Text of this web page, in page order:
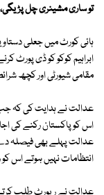
تو ساری مشینری چل
ہائی کورٹ میں جعلی
ابراہیم کوکو کو ڈی پورٹ
مقامی شیورٹی اور کچھ
عدالت نے ہدایت کی کہ
اس کو پاکستان رکنے کی
عدالت پہلے بھی فیصلہ
انتظامات نہیں ہوتے اس